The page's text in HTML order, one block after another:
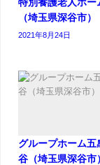
特別養護老人ホー
（埼玉県深谷市）
2021年8月24日
グループホーム五
谷（埼玉県深谷市